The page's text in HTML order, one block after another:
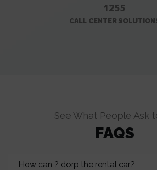
1255
CALL CENTER
See What People Ask
FAQS
How can ? dorp the rental car?